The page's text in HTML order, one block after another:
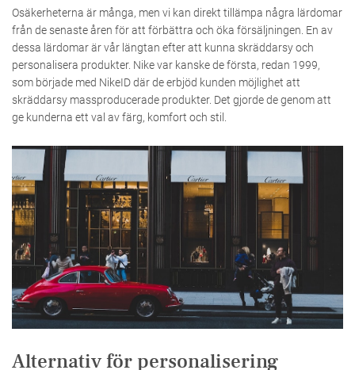
Osäkerheterna är många, men vi kan direkt tillämpa några lärdomar
från de senaste åren för att förbättra och öka försäljningen. En av
dessa lärdomar är vår längtan efter att kunna skräddarsy och
personalisera produkter. Nike var kanske de första, redan 1999,
som började med NikeID där de erbjöd kunden möjlighet att
skräddarsy massproducerade produkter. Det gjorde de genom att
ge kunderna ett val av färg, komfort och stil.
Alternativ för personalisering